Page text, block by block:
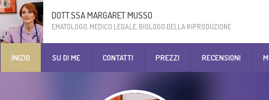
DOTT.SSA MARGARET MUSSO
EMATOLOGO, MEDICO LEGALE, BIOLOGO DELLA RIPRODUZIONE
INIZIO SU DI ME CONTATTI PREZZI RECENSIONI